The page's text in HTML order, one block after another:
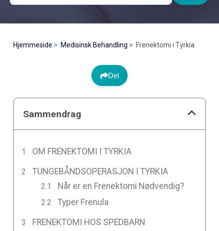
Hjemmeside Medisinsk Behandling Frenektomi i Tyrkia
Del
Sammendrag
OM FRENEKTOMI I TYRKIA
TUNGEBÅNDSOPERASJON I TYRKIA
Når er en Frenektomi Nødvendig?
Typer Frenula
FRENEKTOMI HOS SPEDBARN